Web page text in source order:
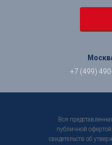
+7 (499)
Вся
публичной
свидетельств об